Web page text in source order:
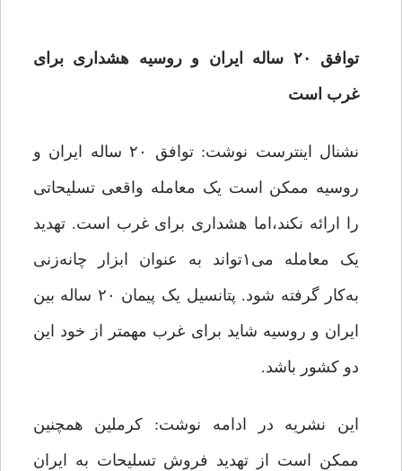
توافق ۲۰ ساله ایران و روسیه هشداری برای
غرب است
نشنال اینترست نوشت: توافق ۲۰ ساله ایران و
روسیه ممکن است یک معامله واقعی تسلیحاتی
را ارائه نکند،اما هشداری برای غرب است. تهدید
یک معامله می‌۱تواند به عنوان ابزار چانه‌زنی
به‌کار گرفته شود. پتانسیل یک پیمان ۲۰ ساله بین
ایران و روسیه شاید برای غرب مهمتر از خود این
دو کشور باشد.
این نشریه در ادامه نوشت: کرملین همچنین
ممکن است از تهدید فروش تسلیحات به ایران